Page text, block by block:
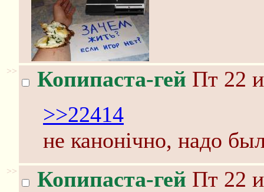
>> Копипаста-гей Пт 22
>>22414
не канонiчно, надо
>> Копипаста-гей Пт 22